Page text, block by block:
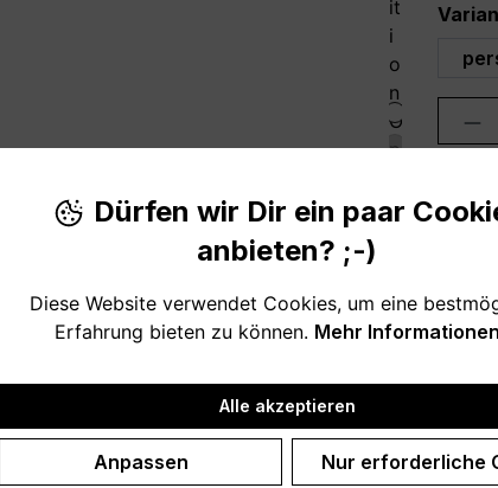
bzw. Personalisierung), ist eine liebevolle
zum Vatertag, Geburtstag, zu Weihnachten
viel von ihr lernen. Genieße jeden Moment.
Dürfen wir Dir ein paar
anbieten? ;-)
Diese Website verwendet Cookies, um eine
Erfahrung bieten zu können. Mehr
Alle akzeptieren
Anpassen Nur erforderliche